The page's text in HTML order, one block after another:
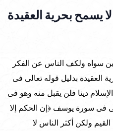
يسمح بحرية العقيدة
سواه ولكف الناس عن الفكر
العقيدة بدليل قوله تعالى فى
دينا فلن يقبل منه وهو فى
فى سورة يوسف ﴿إن الحكم إلا
القيم ولكن أكثر الناس لا